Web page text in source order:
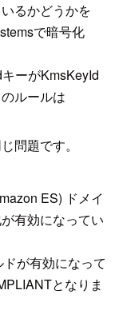
るかどうかを
で暗号化
ーがKmsKeyId
ルールは
問題です。
ES) ドメイ
有効になってい
が有効になって
となりま